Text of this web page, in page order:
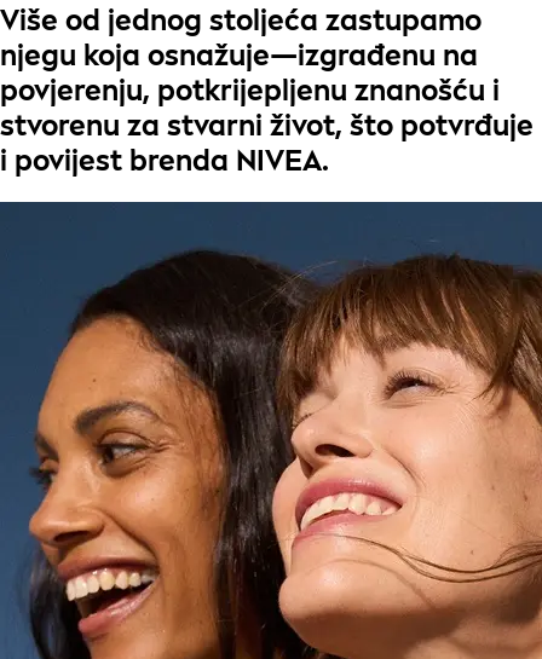
Više od jednog stoljeća zastupamo
njegu koja osnažuje—izgrađenu na
povjerenju, potkrijepljenu znanošću i
stvorenu za stvarni život, što potvrđuje
i povijest brenda NIVEA.